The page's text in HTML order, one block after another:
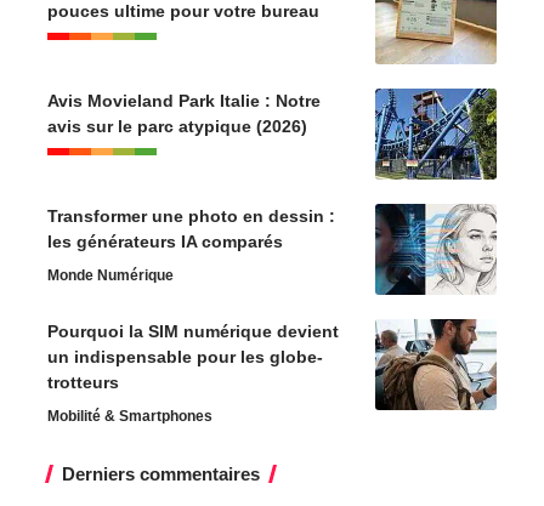
pouces ultime pour votre bureau
Avis Movieland Park Italie : Notre
avis sur le parc atypique (2026)
Transformer une photo en dessin :
les générateurs IA comparés
Monde Numérique
Pourquoi la SIM numérique devient
un indispensable pour les globe-
trotteurs
Mobilité & Smartphones
Derniers commentaires